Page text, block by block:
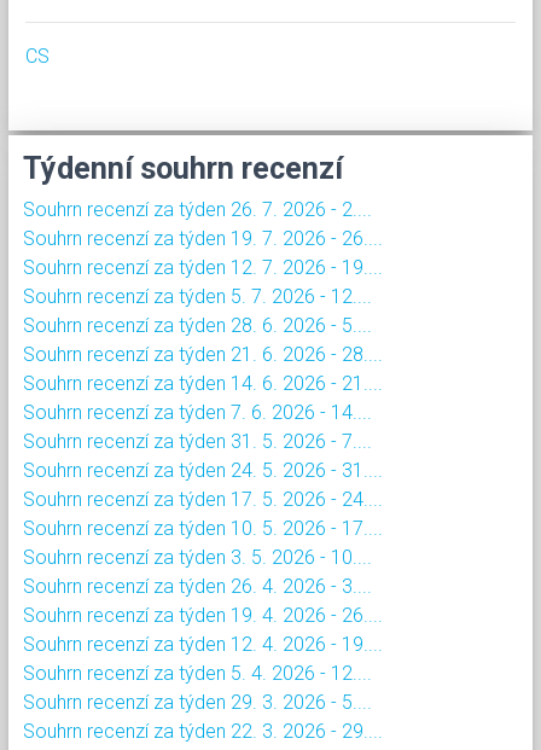
CS
Týdenní souhrn recenzí
Souhrn recenzí za týden 26. 7. 2026 - 2....
Souhrn recenzí za týden 19. 7. 2026 - 26....
Souhrn recenzí za týden 12. 7. 2026 - 19....
Souhrn recenzí za týden 5. 7. 2026 - 12....
Souhrn recenzí za týden 28. 6. 2026 - 5....
Souhrn recenzí za týden 21. 6. 2026 - 28....
Souhrn recenzí za týden 14. 6. 2026 - 21....
Souhrn recenzí za týden 7. 6. 2026 - 14....
Souhrn recenzí za týden 31. 5. 2026 - 7....
Souhrn recenzí za týden 24. 5. 2026 - 31....
Souhrn recenzí za týden 17. 5. 2026 - 24....
Souhrn recenzí za týden 10. 5. 2026 - 17....
Souhrn recenzí za týden 3. 5. 2026 - 10....
Souhrn recenzí za týden 26. 4. 2026 - 3....
Souhrn recenzí za týden 19. 4. 2026 - 26....
Souhrn recenzí za týden 12. 4. 2026 - 19....
Souhrn recenzí za týden 5. 4. 2026 - 12....
Souhrn recenzí za týden 29. 3. 2026 - 5....
Souhrn recenzí za týden 22. 3. 2026 - 29....